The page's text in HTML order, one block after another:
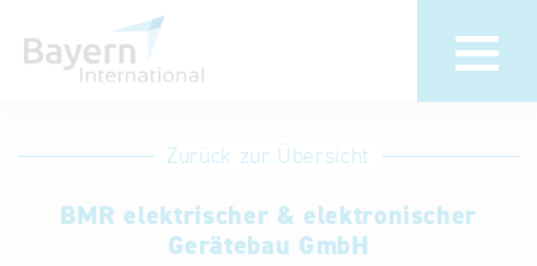
Anmeldung
Unternehmen
Eintrag
löschen
Aktualisieren
Zurück zur Übersicht
BMR elektrischer & elektronischer
Gerätebau GmbH